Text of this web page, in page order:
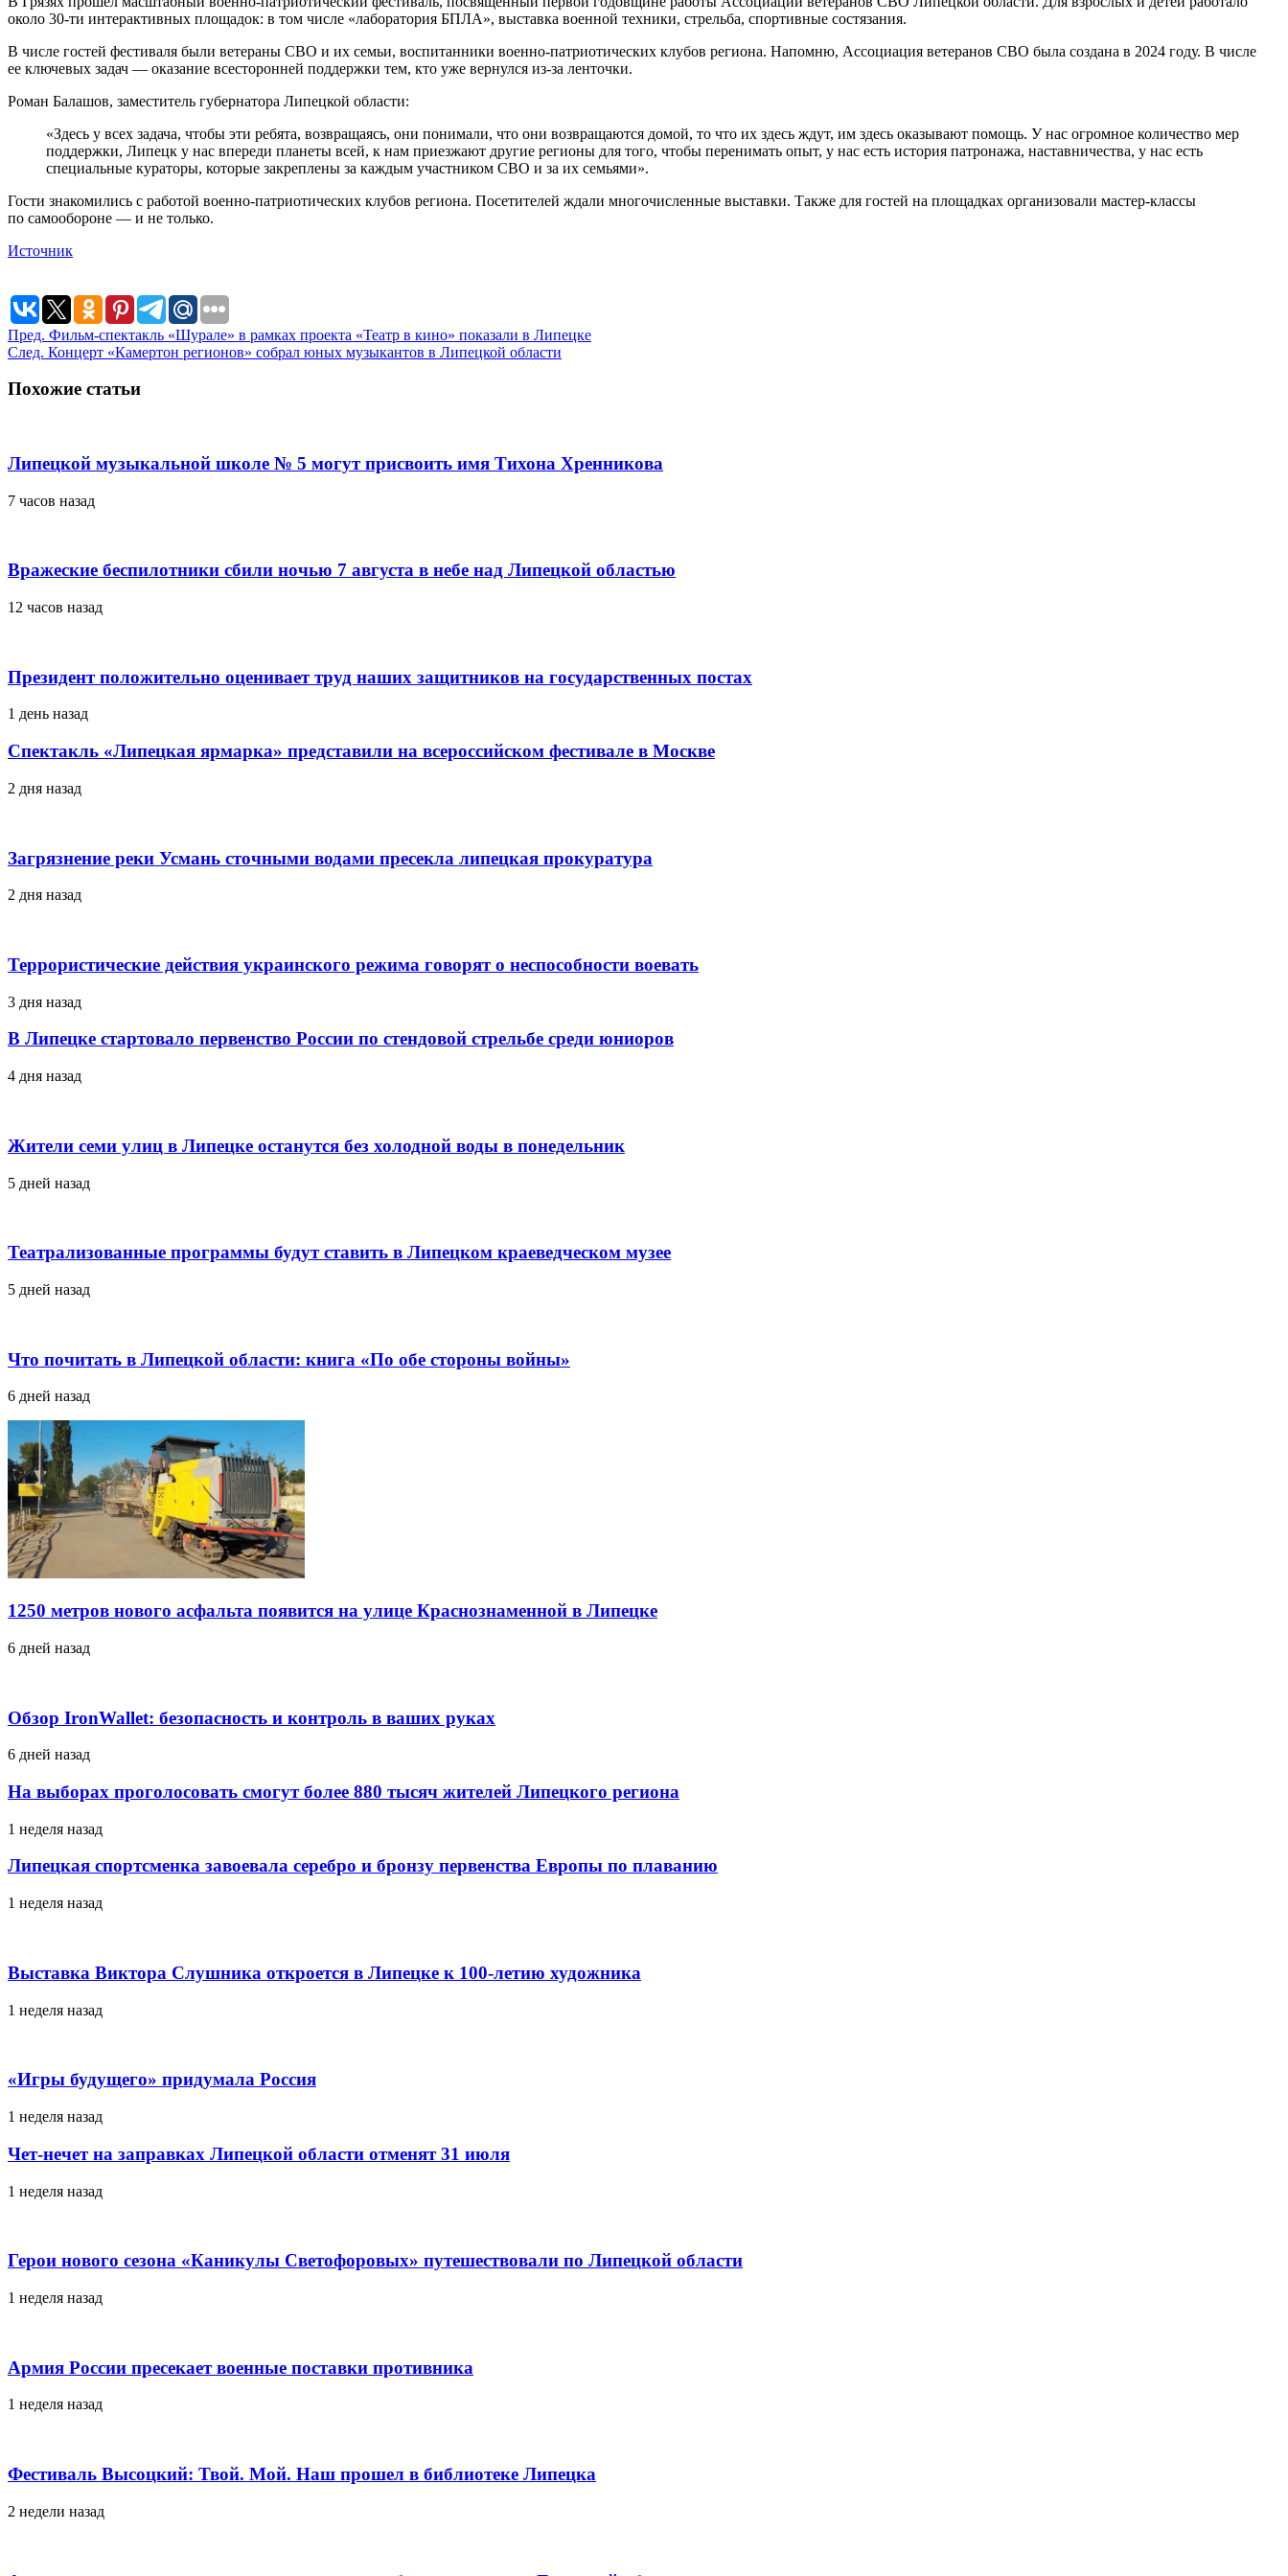
около 30-ти интерактивных площадок: в том числе «лаборатория БПЛА», выставка военной техники, стрельба, спортивные состязания.
В числе гостей фестиваля были ветераны СВО и их семьи, воспитанники военно-патриотических клубов региона. Напомню, Ассоциация ветеранов СВО была создана в 2024 году. В числе
ее ключевых задач — оказание всесторонней поддержки тем, кто уже вернулся из-за ленточки.
Роман Балашов, заместитель губернатора Липецкой области:
«Здесь у всех задача, чтобы эти ребята, возвращаясь, они понимали, что они возвращаются домой, то что их здесь ждут, им здесь оказывают помощь. У нас огромное количество мер
поддержки, Липецк у нас впереди планеты всей, к нам приезжают другие регионы для того, чтобы перенимать опыт, у нас есть история патронажа, наставничества, у нас есть
специальные кураторы, которые закреплены за каждым участником СВО и за их семьями».
Гости знакомились с работой военно-патриотических клубов региона. Посетителей ждали многочисленные выставки. Также для гостей на площадках организовали мастер-классы
по самообороне — и не только.
Источник
Пред. Фильм-спектакль «Шурале» в рамках проекта «Театр в кино» показали в Липецке
След. Концерт «Камертон регионов» собрал юных музыкантов в Липецкой области
Похожие статьи
Липецкой музыкальной школе № 5 могут присвоить имя Тихона Хренникова
7 часов назад
Вражеские беспилотники сбили ночью 7 августа в небе над Липецкой областью
12 часов назад
Президент положительно оценивает труд наших защитников на государственных постах
1 день назад
Спектакль «Липецкая ярмарка» представили на всероссийском фестивале в Москве
2 дня назад
Загрязнение реки Усмань сточными водами пресекла липецкая прокуратура
2 дня назад
Террористические действия украинского режима говорят о неспособности воевать
3 дня назад
В Липецке стартовало первенство России по стендовой стрельбе среди юниоров
4 дня назад
Жители семи улиц в Липецке останутся без холодной воды в понедельник
5 дней назад
Театрализованные программы будут ставить в Липецком краеведческом музее
5 дней назад
Что почитать в Липецкой области: книга «По обе стороны войны»
6 дней назад
1250 метров нового асфальта появится на улице Краснознаменной в Липецке
6 дней назад
Обзор IronWallet: безопасность и контроль в ваших руках
6 дней назад
На выборах проголосовать смогут более 880 тысяч жителей Липецкого региона
1 неделя назад
Липецкая спортсменка завоевала серебро и бронзу первенства Европы по плаванию
1 неделя назад
Выставка Виктора Слушника откроется в Липецке к 100-летию художника
1 неделя назад
«Игры будущего» придумала Россия
1 неделя назад
Чет-нечет на заправках Липецкой области отменят 31 июля
1 неделя назад
Герои нового сезона «Каникулы Светофоровых» путешествовали по Липецкой области
1 неделя назад
Армия России пресекает военные поставки противника
1 неделя назад
Фестиваль Высоцкий: Твой. Мой. Наш прошел в библиотеке Липецка
2 недели назад